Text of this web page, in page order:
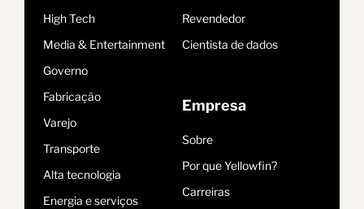
High Tech
Media & Entertainment
Governo
Fabricação
Varejo
Transporte
Alta tecnologia
Energia e serviços
Revendedor
Cientista de dados
Empresa
Sobre
Por que Yellowfin?
Carreiras